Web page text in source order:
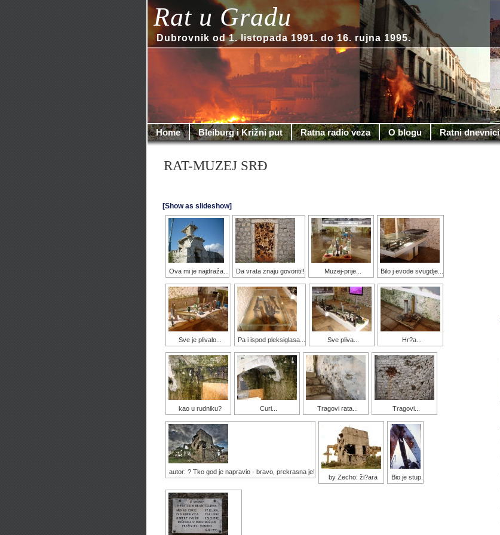
Rat u Gradu
Dubrovnik od 1. listopada 1991. do 16. rujna 1995.
Home Bleiburg i Križni put Ratna radio veza O blogu Ratni dnevnici
RAT-MUZEJ SRĐ
[Show as slideshow]
Ova mi je najdraža... Da vrata znaju govoriti!! Muzej-prije... Bilo j evode svugdje...
Sve je plivalo... Pa i ispod pleksiglasa... Sve pliva... Hr?a...
kao u rudniku? Curi... Tragovi rata... Tragovi...
autor: ? Tko god je napravio - bravo, prekrasna je!
by Zecho: ži?ara Bio je stup.